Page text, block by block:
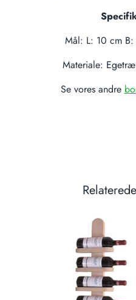
Mål: L: 10 cm
Materiale:
Se vores andre